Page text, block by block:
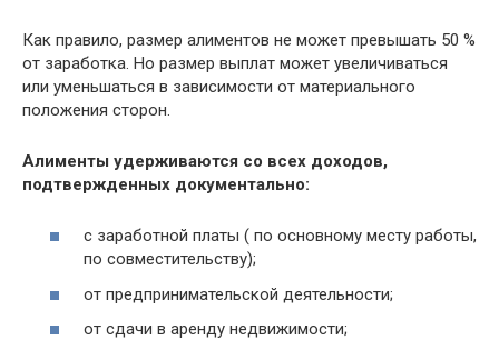
Как правило, размер алиментов не может превышать 50 %
от заработка. Но размер выплат может увеличиваться
или уменьшаться в зависимости от материального
положения сторон.
Алименты удерживаются со всех доходов,
подтвержденных документально:
с заработной платы ( по основному месту работы,
по совместительству);
от предпринимательской деятельности;
от сдачи в аренду недвижимости;